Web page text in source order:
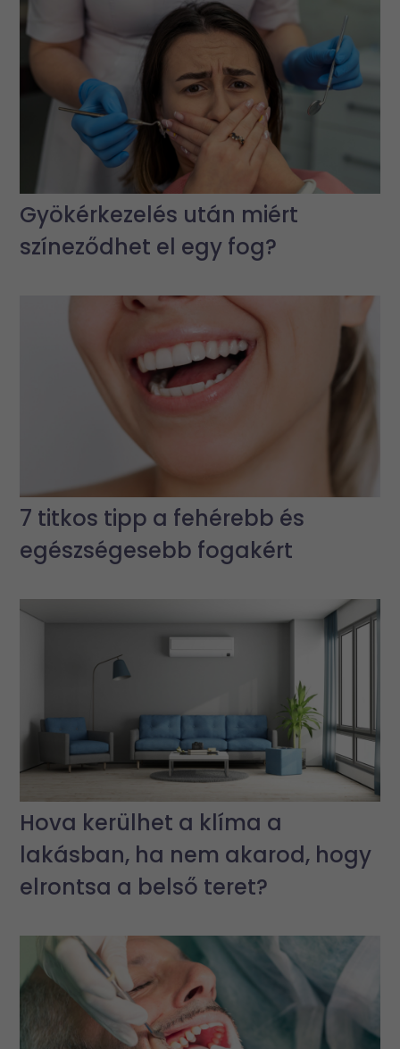
Gyökérkezelés után miért
színeződhet el egy fog?
7 titkos tipp a fehérebb és
egészségesebb fogakért
Hova kerülhet a klíma a
lakásban, ha nem akarod, hogy
elrontsa a belső teret?